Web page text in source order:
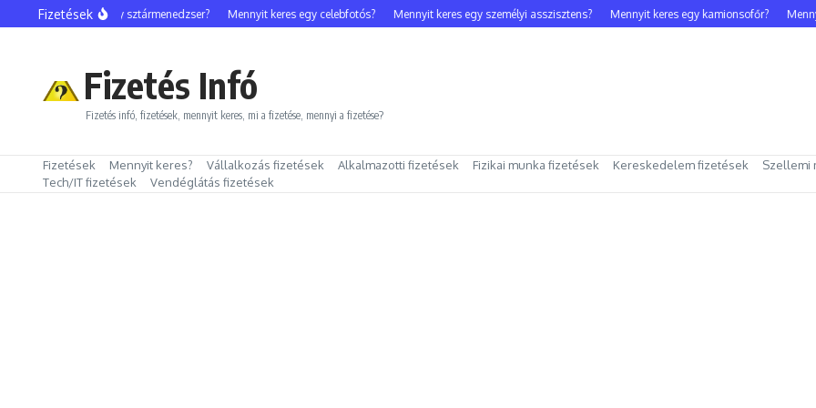
Ugrás a tartalomhoz
Fizetések
Mennyit keres egy sztármenedzser? Mennyit keres egy celebfotós? Mennyit keres egy személyi asszisztens? Mennyit keres egy kamionsofőr? Mennyit
Fizetés Infó
Fizetés infó, fizetések, mennyit keres, mi a fizetése, mennyi a fizetése?
Fizetések Mennyit keres? Vállalkozás fizetések Alkalmazotti fizetések Fizikai munka fizetések Kereskedelem fizetések
Szellemi
Tech/IT fizetések
Vendéglátás fizetések